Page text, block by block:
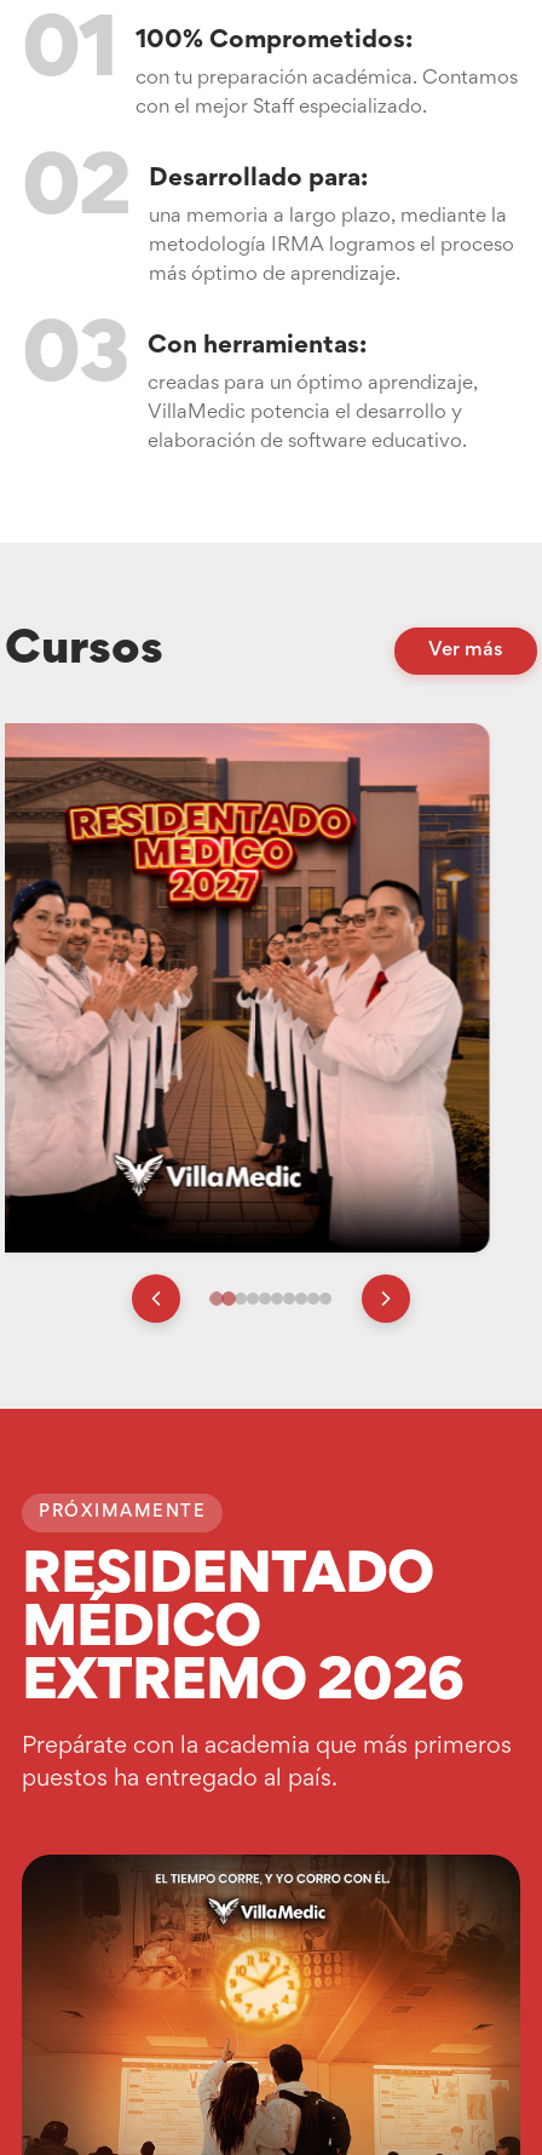
01 100% Comprometidos:
con tu preparación académica. Contamos
con el mejor Staff especializado.
02 Desarrollado para:
una memoria a largo plazo, mediante la
metodología IRMA logramos el proceso
más óptimo de aprendizaje.
03 Con herramientas:
creadas para un óptimo aprendizaje,
VillaMedic potencia el desarrollo y
elaboración de software educativo.
Cursos Ver más
PRÓXIMAMENTE
RESIDENTADO
MÉDICO
EXTREMO 2026
Prepárate con la academia que más primeros
puestos ha entregado al país.